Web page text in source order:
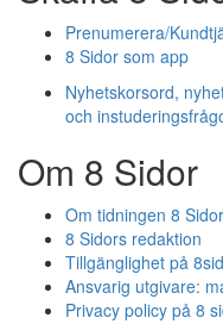
Prenumerera/
8 Sidor som app
Nyhetskorsord,
och
Om 8 Sidor
Om tidningen 8 Sidor
8 Sidors redaktion
Tillgänglighet på
Ansvarig utgivare:
Privacy policy på 8